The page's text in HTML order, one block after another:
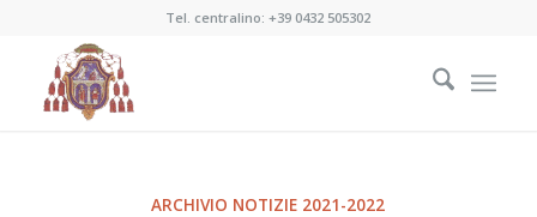
Tel. centralino:+39 0432 505302
ARCHIVIO NOTIZIE 2021-2022